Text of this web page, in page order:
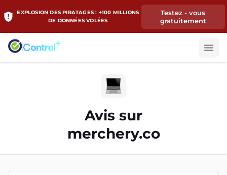
EXPLOSION DES PIRATAGES : +100 MILLIONS
DE DONNÉES VOLÉES
Testez - vous
gratuitement
Avis sur
merchery.co